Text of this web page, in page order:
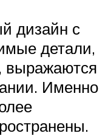
дизайн с
детали,
выражаются
Именно